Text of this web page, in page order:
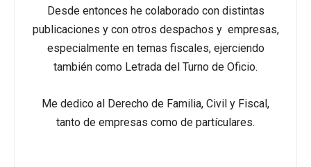
Desde entonces he colaborado con distintas
publicaciones y con otros despachos y empresas,
especialmente en temas fiscales, ejerciendo
también como Letrada del Turno de Oficio.
Me dedico al Derecho de Familia, Civil y Fiscal,
tanto de empresas como de partículares.